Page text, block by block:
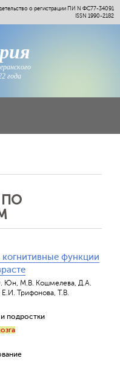
о регистрации ПИ N ФС77-34091
ISSN 1990-2182
года
ПО
когнитивные функции
Юн, М.В. Кошмелева, Д.А.
Е.И. Трифонова, Т.В.
подростки